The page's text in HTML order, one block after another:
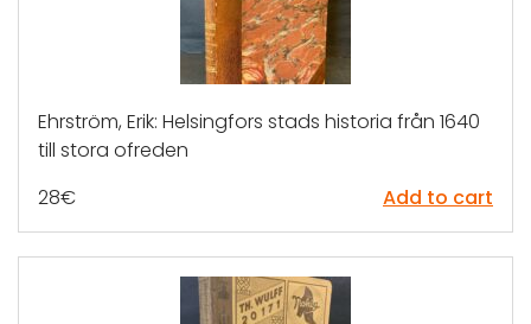
Ehrström, Erik: Helsingfors stads historia från 1640
till stora ofreden
28€ Add to cart